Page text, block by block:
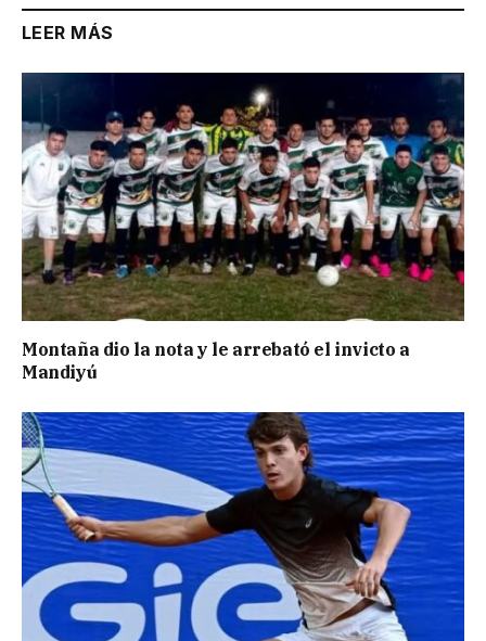
LEER MÁS
Montaña dio la nota y le arrebató el invicto a
Mandiyú